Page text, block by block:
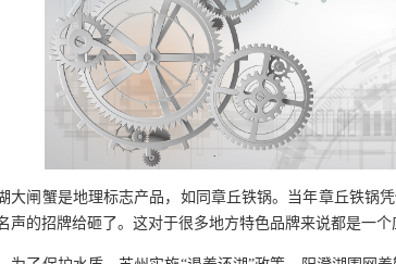
大闸蟹是地理标志产品，如同章丘铁锅。当年章丘铁锅
声的招牌给砸了。这对于很多地方特色品牌来说都是一